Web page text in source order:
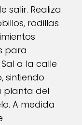
salir. Realiza
rodillas
para
a la calle
sintiendo
planta del
A medida